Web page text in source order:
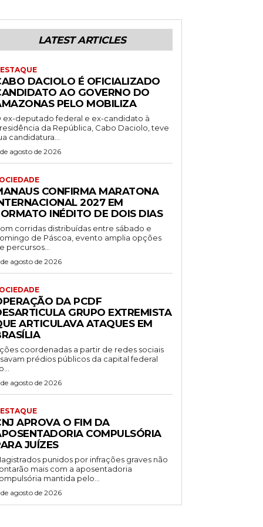
LATEST ARTICLES
DACIOLO É OFICIALIZADO
AO GOVERNO DO
PELO MOBILIZA
ex-deputado federal e ex-candidato à
da República, Cabo Daciolo, teve
candidatura...
agosto de 2026
CONFIRMA MARATONA
2027 EM
INÉDITO DE DOIS DIAS
corridas distribuídas entre sábado e
de Páscoa, evento amplia opções
percursos...
agosto de 2026
DA PCDF
GRUPO EXTREMISTA
ARTICULAVA ATAQUES EM
coordenadas a partir de redes sociais
prédios públicos da capital federal
agosto de 2026
APROVA O FIM DA
COMPULSÓRIA
JUÍZES
punidos por infrações graves não
mais com a aposentadoria
mantida pelo...
agosto de 2026